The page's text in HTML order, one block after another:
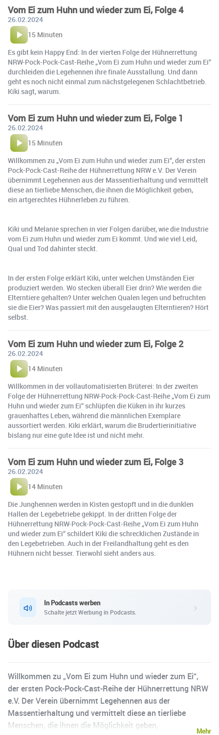
Vom Ei zum Huhn und wieder zum Ei, Folge 4
26.02.2024
15 Minuten
Es gibt kein Happy End: In der vierten Folge der Hühnerrettung
NRW-Pock-Pock-Cast-Reihe „Vom Ei zum Huhn und wieder zum Ei“
durchleiden die Legehennen ihre finale Ausstallung. Und dann
geht es noch nicht einmal zum nächstgelegenen Schlachtbetrieb.
Kiki sagt, warum.
Vom Ei zum Huhn und wieder zum Ei, Folge 1
26.02.2024
15 Minuten
Willkommen zu „Vom Ei zum Huhn und wieder zum Ei“, der ersten
Pock-Pock-Cast-Reihe der Hühnerrettung NRW e.V. Der Verein
übernimmt Legehennen aus der Massentierhaltung und vermittelt
diese an tierliebe Menschen, die ihnen die Möglichkeit geben,
ein artgerechtes Hühnerleben zu führen.
Kiki und Melanie sprechen in vier Folgen darüber, wie die Industrie
vom Ei zum Huhn und wieder zum Ei kommt. Und wie viel Leid,
Qual und Tod dahinter steckt.
In der ersten Folge erklärt Kiki, unter welchen Umständen Eier
produziert werden. Wo stecken überall Eier drin? Wie werden die
Elterntiere gehalten? Unter welchen Qualen legen und befruchten
sie die Eier? Was passiert mit den ausgelaugten Elterntieren? Hört
selbst.
Vom Ei zum Huhn und wieder zum Ei, Folge 2
26.02.2024
14 Minuten
Willkommen in der vollautomatisierten Brüterei: In der zweiten
Folge der Hühnerrettung NRW-Pock-Pock-Cast-Reihe „Vom Ei zum
Huhn und wieder zum Ei“ schlüpfen die Küken in ihr kurzes
grauenhaftes Leben, während die männlichen Exemplare
aussortiert werden. Kiki erklärt, warum die Brudertierinitiative
bislang nur eine gute Idee ist und nicht mehr.
Vom Ei zum Huhn und wieder zum Ei, Folge 3
26.02.2024
14 Minuten
Die Junghennen werden in Kisten gestopft und in die dunklen
Hallen der Legebetriebe gekippt. In der dritten Folge der
Hühnerrettung NRW-Pock-Pock-Cast-Reihe „Vom Ei zum Huhn
und wieder zum Ei“ schildert Kiki die schrecklichen Zustände in
den Legebetrieben. Auch in der Freilandhaltung geht es den
Hühnern nicht besser. Tierwohl sieht anders aus.
In Podcasts werben
Schalte jetzt Werbung in Podcasts.
Über diesen Podcast
Willkommen zu „Vom Ei zum Huhn und wieder zum Ei“,
der ersten Pock-Pock-Cast-Reihe der Hühnerrettung NRW
e.V. Der Verein übernimmt Legehennen aus der
Massentierhaltung und vermittelt diese an tierliebe
Menschen, die ihnen die Möglichkeit geben,
Mehr